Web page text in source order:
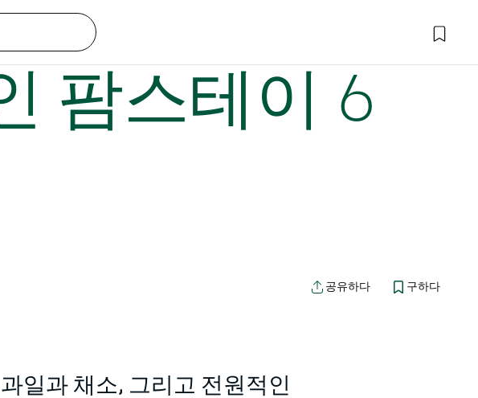
팜스테이 6
공유하다 구하다
일과 채소, 그리고 전원적인